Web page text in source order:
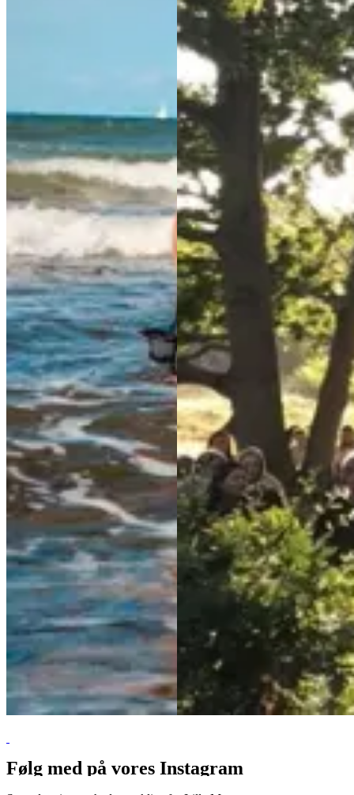
Følg med på vores Instagram